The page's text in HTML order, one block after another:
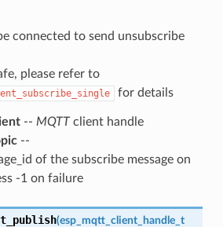
connected to send unsubscribe
please refer to
for details
-- MQTTclient handle
--
of the subscribe message on
-1 on failure
(esp_mqtt_client_handle_t